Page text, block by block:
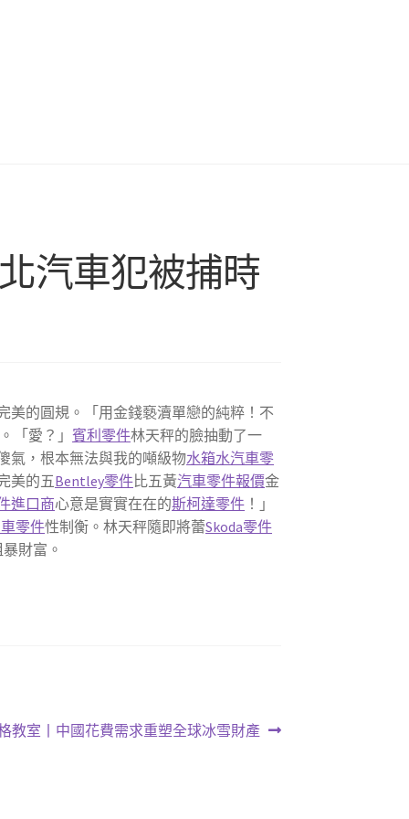
汽車犯被捕時
美的圓規。「用金錢褻瀆單戀的純粹！不
「愛？」賓利零件林天秤的臉抽動了一
氣，根本無法與我的噸級物水箱水汽車零
美的五Bentley零件比五黃汽車零件報價金
進口商心意是實實在在的斯柯達零件 ！」
零件性制衡。林天秤隨即將蕾Skoda零件
財富。
教室丨中國花費需求重塑全球冰雪財產